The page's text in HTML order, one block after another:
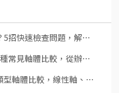
5招快速檢查問題，解⋯
常見軸體比較，從辦⋯
型軸體比較，線性軸、⋯